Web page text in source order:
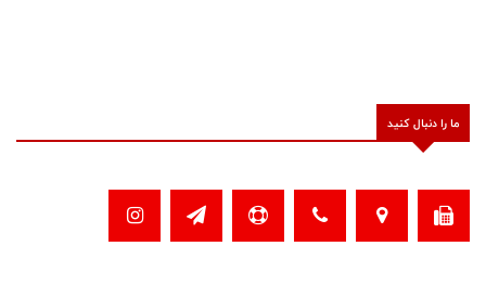
ما را دنبال کنید